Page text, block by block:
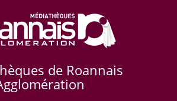
de Roannais